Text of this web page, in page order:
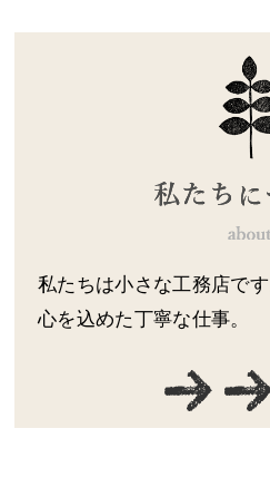
私たちは小さな工務店で
心を込めた丁寧な仕事。